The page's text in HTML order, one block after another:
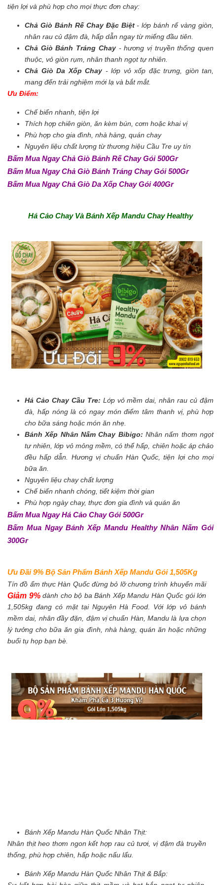
tiện lợi và phù hợp cho mọi thực đơn chay:
Chả Giò Bánh Rế Chay Đặc Biệt- lớp bánh rế vàng giòn,
nhân rau củ đậm đà, hấp dẫn ngay từ miếng đầu tiên.
Chả Giò Bánh Tráng Chay- hương vị truyền thống quen
thuộc, vỏ giòn rụm, nhân thanh ngọt tự nhiên.
Chả Giò Da Xốp Chay - lớp vỏ xốp đặc trưng, giòn tan,
mang đến trải nghiệm mới lạ và bắt mắt.
Ưu Điểm:
Chế biến nhanh, tiện lợi
Thích hợp chiên giòn, ăn kèm bún, cơm hoặc khai vị
Phù hợp cho gia đình, nhà hàng, quán chay
Nguyên liệu chất lượng từ thương hiệu Cầu Tre uy tín
Bấm Mua Ngay Chả Giò Bánh Rế Chay Gói 500Gr
Bấm Mua Ngay Chả Giò Bánh Tráng Chay Gói 500Gr
Bấm Mua Ngay Chả Giò Da Xốp Chay Gói 400Gr
Há Cảo Chay Và Bánh Xếp Mandu Chay Healthy
Há Cảo Chay Cầu Tre: Lớp vỏ mềm dai, nhân rau củ đậm
đà, hấp nóng là có ngay món điểm tâm thanh vị, phù hợp
cho bữa sáng hoặc món ăn nhẹ.
Bánh Xếp Nhân Nấm Chay Bibigo: Nhân nấm thơm ngọt
tự nhiên, lớp vỏ mỏng mềm, có thể hấp, chiên hoặc áp chảo
đều hấp dẫn. Hương vị chuẩn Hàn Quốc, tiện lợi cho mọi
bữa ăn.
Nguyên liệu chay chất lượng
Chế biến nhanh chóng, tiết kiệm thời gian
Phù hợp ngày chay, thực đơn gia đình và quán ăn
Bấm Mua Ngay Há Cảo Chay Gói 500Gr
Bấm Mua Ngay Bánh Xếp Mandu Healthy Nhân Nấm Gói
300Gr
Ưu Đãi 9% Bộ Sản Phẩm Bánh Xếp Mandu Gói 1,505Kg
Tín đồ ẩm thực Hàn Quốc đừng bỏ lỡ chương trình khuyến mãi
Giảm 9%dành cho bộ ba Bánh Xếp Mandu Hàn Quốc gói lớn
1,505kg đang có mặt tại Nguyên Hà Food. Với lớp vỏ bánh
mềm dai, nhân đầy đặn, đậm vị chuẩn Hàn, Mandu là lựa chọn
lý tưởng cho bữa ăn gia đình, nhà hàng, quán ăn hoặc những
buổi tụ họp bạn bè.
Bánh Xếp Mandu Hàn Quốc Nhân Thịt:
Nhân thịt heo thơm ngon kết hợp rau củ tươi, vị đậm đà truyền
thống, phù hợp chiên, hấp hoặc nấu lẩu.
Bánh Xếp Mandu Hàn Quốc Nhân Thịt & Bắp: